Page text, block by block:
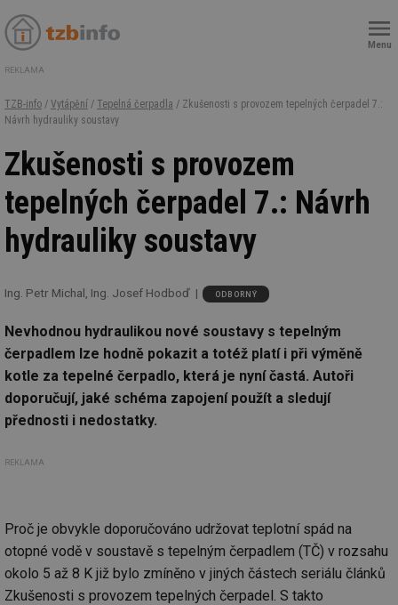
Menu
REKLAMA
TZB-info / Vytápění / Tepelná čerpadla / Zkušenosti s provozem tepelných čerpadel 7.:
Návrh hydrauliky soustavy
Zkušenosti s provozem
tepelných čerpadel 7.: Návrh
hydrauliky soustavy
Ing. Petr Michal, Ing. Josef Hodboď ODBORNÝ
Nevhodnou hydraulikou nové soustavy s tepelným
čerpadlem lze hodně pokazit a totéž platí i při výměně
kotle za tepelné čerpadlo, která je nyní častá. Autoři
doporučují, jaké schéma zapojení použít a sledují
přednosti i nedostatky.
REKLAMA
Proč je obvykle doporučováno udržovat teplotní spád na
otopné vodě v soustavě s tepelným čerpadlem (TČ) v rozsahu
okolo 5 až 8 K již bylo zmíněno v jiných částech seriálu článků
Zkušenosti s provozem tepelných čerpadel. S takto